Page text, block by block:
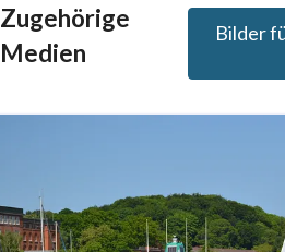
Zugehörige
Medien
Bilder